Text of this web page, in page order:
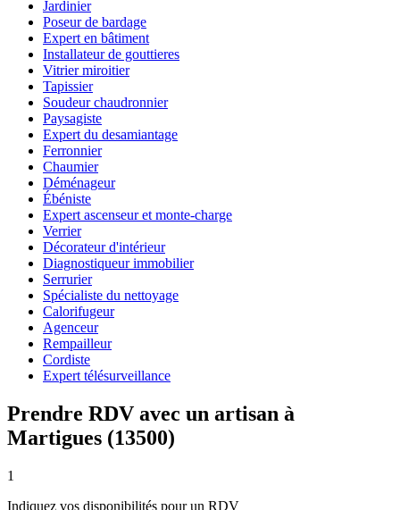
Jardinier
Poseur de bardage
Expert en bâtiment
Installateur de gouttieres
Vitrier miroitier
Tapissier
Soudeur chaudronnier
Paysagiste
Expert du desamiantage
Ferronnier
Chaumier
Déménageur
Ébéniste
Expert ascenseur et monte-charge
Verrier
Décorateur d'intérieur
Diagnostiqueur immobilier
Serrurier
Spécialiste du nettoyage
Calorifugeur
Agenceur
Rempailleur
Cordiste
Expert télésurveillance
Prendre RDV avec un artisan à
Martigues (13500)
1
Indiquez vos disponibilités pour un RDV